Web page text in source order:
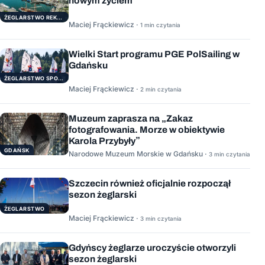
ŻEGLARSTWO REKERACYJNE
Maciej Frąckiewicz · 1 min czytania
ŻEGLARSTWO SPORTOWE
Wielki Start programu PGE PolSailing w
Gdańsku
Maciej Frąckiewicz · 2 min czytania
GDAŃSK
Muzeum zaprasza na „Zakaz
fotografowania. Morze w obiektywie
Karola Przybyły”
Narodowe Muzeum Morskie w Gdańsku · 3 min czytania
ŻEGLARSTWO
Szczecin również oficjalnie rozpoczął
sezon żeglarski
Maciej Frąckiewicz · 3 min czytania
Gdyńscy żeglarze uroczyście otworzyli
sezon żeglarski